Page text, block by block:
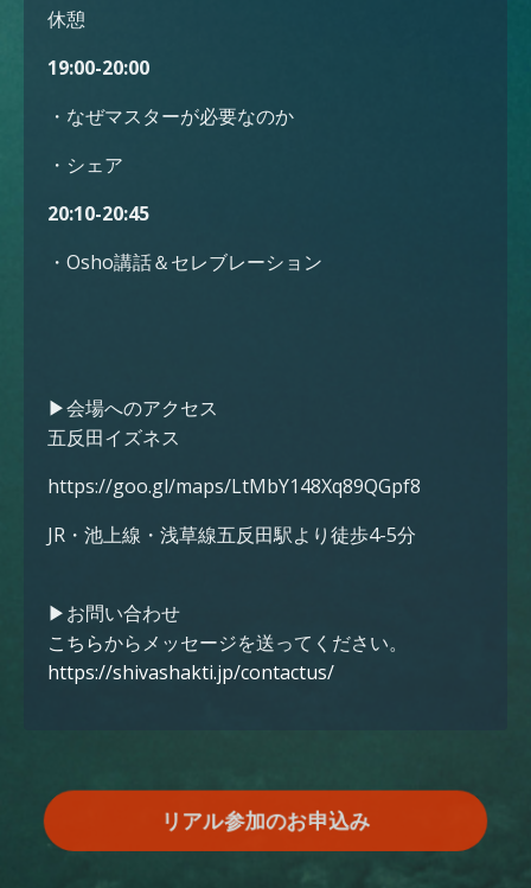
休憩
19:00-20:00
・なぜマスターが必要なのか
・シェア
20:10-20:45
・Osho講話＆セレブレーション
▶︎会場へのアクセス
五反田イズネス
https://goo.gl/maps/LtMbY148Xq89QGpf8
JR・池上線・浅草線五反田駅より徒歩4-5分
▶︎お問い合わせ
こちらからメッセージを送ってください。
https://shivashakti.jp/contactus/
リアル参加のお申込み